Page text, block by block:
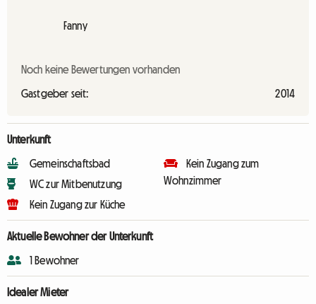
Fanny
Noch keine Bewertungen vorhanden
Gastgeber seit: 2014
Unterkunft
Gemeinschaftsbad
WC zur Mitbenutzung
Kein Zugang zur Küche
Kein Zugang zum
Wohnzimmer
Aktuelle Bewohner der Unterkunft
1 Bewohner
Idealer Mieter